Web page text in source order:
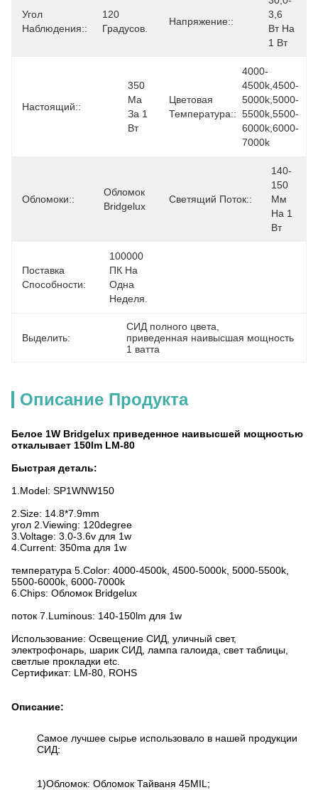
Угол
Наблюдения::
120
Градусов.
Напряжение::
3,6
Вт На
1 Вт
Настоящий::
350
Ма
За 1
Вт
Цветовая
Температура::
4000-
4500k,4500-
5000k,5000-
5500k,5500-
6000k,6000-
7000k
Обломоки::
Обломок
Bridgelux
Светящий Поток::
140-
150
Мм
На 1
Вт
Поставка
Способности:
100000
ПК На
Одна
Неделя.
Выделить:
СИД полного цвета
приведенная наивысшая мощность
1 ватта
Описание Продукта
Белое 1W Bridgelux приведенное наивысшей мощностью
откалывает 150lm LM-80
Быстрая деталь:
1.Model: SP1WNW150
2.Size: 14.8*7.9mm
угол 2.Viewing: 120degree
3.Voltage: 3.0-3.6v для 1w
4.Current: 350ma для 1w
температура 5.Color: 4000-4500k, 4500-5000k, 5000-5500k,
5500-6000k, 6000-7000k
6.Chips: Обломок Bridgelux
поток 7.Luminous: 140-150lm для 1w
Использование: Освещение СИД, уличный свет,
электрофонарь, шарик СИД, лампа галоида, свет таблицы,
светлые прокладки etc.
Сертификат: LM-80, ROHS
Описание:
Самое лучшее сырье использовало в нашей продукции
СИД:
1)Обломок: Обломок Тайваня 45MIL;